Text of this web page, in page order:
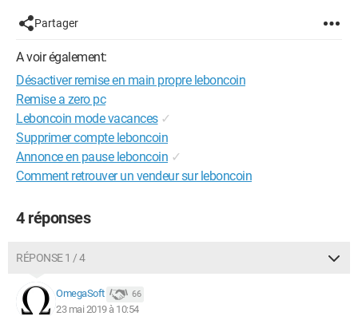
Partager
A voir également:
Désactiver remise en main propre leboncoin
Remise a zero pc
Leboncoin mode vacances ✓
Supprimer compte leboncoin
Annonce en pause leboncoin ✓
Comment retrouver un vendeur sur leboncoin
4 réponses
RÉPONSE 1 / 4
OmegaSoft 66
23 mai 2019 à 10:54